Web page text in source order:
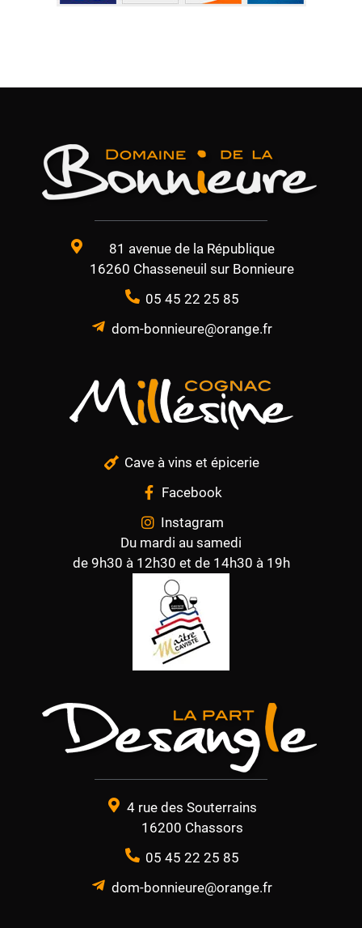
81 avenue de la République
16260 Chasseneuil sur Bonnieure
05 45 22 25 85
dom-bonnieure@orange.fr
Cave à vins et épicerie
Facebook
Instagram
Du mardi au samedi
de 9h30 à 12h30 et de 14h30 à 19h
4 rue des Souterrains
16200 Chassors
05 45 22 25 85
dom-bonnieure@orange.fr